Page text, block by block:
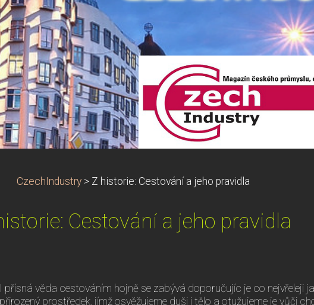
CzechIndustry > Z historie: Cestování a jeho pravidla
Cestování a jeho pravidla
I přísná věda cestováním hojně se zabývá doporučujíc je co nejvřeleji
přirozený prostředek, jímž osvěžujeme duši i tělo a otužujeme je vůči